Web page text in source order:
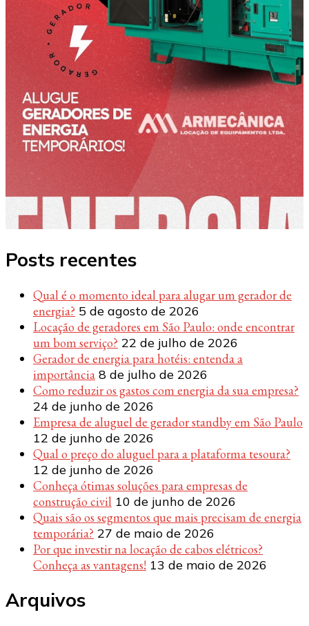
Posts recentes
Qual é o momento ideal para alugar um gerador de
energia? 5 de agosto de 2026
Locação de geradores em São Paulo: onde encontrar
um bom serviço? 22 de julho de 2026
Gerador de energia para hotéis: entenda a
importância 8 de julho de 2026
Como reduzir os gastos com energia da sua empresa?
24 de junho de 2026
Empresa de aluguel de gerador standby em São Paulo
12 de junho de 2026
Qual o preço do aluguel para a plataforma tesoura?
12 de junho de 2026
Conheça ótimas soluções para empresas de
construção civil 10 de junho de 2026
Quais são os segmentos que mais precisam de energia
temporária? 27 de maio de 2026
Por que investir na locação de cabos elétricos?
Conheça as vantagens! 13 de maio de 2026
Arquivos